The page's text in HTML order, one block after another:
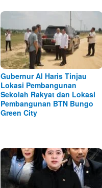
Gubernur Al Haris Tinjau
Lokasi Pembangunan
Sekolah Rakyat dan Lokasi
Pembangunan BTN Bungo
Green City